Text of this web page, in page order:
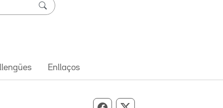
Enllaços